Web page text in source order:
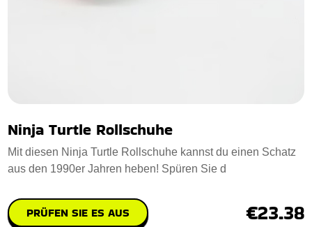
Ninja Turtle Rollschuhe
Mit diesen Ninja Turtle Rollschuhe kannst du einen Schatz
aus den 1990er Jahren heben! Spüren Sie d
PRÜFEN SIE ES AUS €23.38